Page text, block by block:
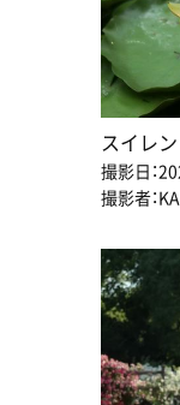
スイレン
撮影日：
撮影者：